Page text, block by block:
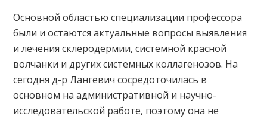
Основной областью специализации профессора
были и остаются актуальные вопросы выявления
и лечения склеродермии, системной красной
волчанки и других системных коллагенозов. На
сегодня д-р Лангевич сосредоточилась в
основном на административной и научно-
исследовательской работе, поэтому она не